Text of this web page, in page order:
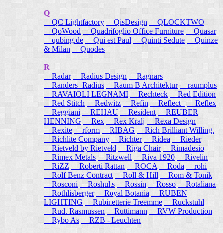
Q
QC Lightfactory
QisDesign
QLOCKTWO
QoWood Quadrifoglio Office Furniture
Quasar
qubing.de
Qui est Paul Quinti Sedute
Quinze
& Milan
Quodes
R
Radar
Radius Design
Ragnars
Randers+Radius
Raum B Architektur raumplus
RAVAIOLI LEGNAMI
Rechteck
Red Edition
Red Stitch
Redwitz Refin Reflect+
Reflex
Reggiani
REHAU Resident
REUBER
HENNING
Rex Rex Kralj
Rexa Design
Rexite
rform RIBAG
Rich Brilliant Willing.
Richlite Company
Richter Ridea
Rieder
Rietveld by Rietveld
Riga Chair
Rimadesio
Rimex Metals
Ritzwell Riva 1920
Rivelin
RiZZ
Roberti Rattan ROCA Roda
rohi
Rolf Benz Contract
Roll & Hill
Rom & Tonik
Rosconi Roshults Rossin Rosso
Rotaliana
Rothlisberger
Royal Botania
RUBEN
LIGHTING
Rubinetterie Treemme
Ruckstuhl
Rud. Rasmussen
Ruttimann
RVW Production
Rybo As
RZB - Leuchten